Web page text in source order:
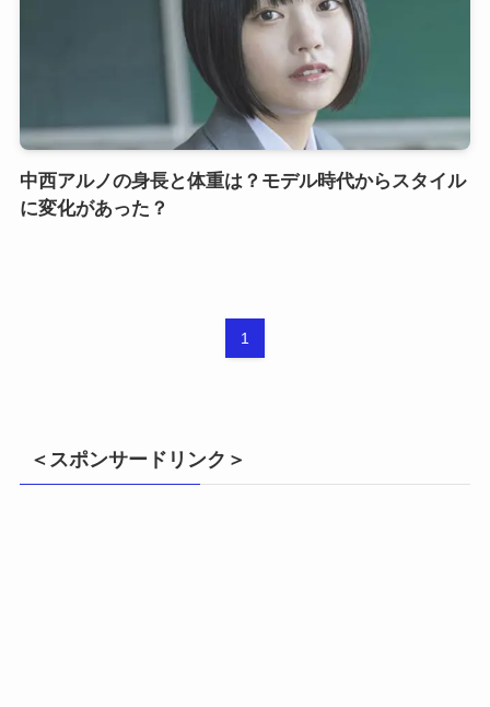
中西アルノの身長と体重は？モデル時代からスタイル
に変化があった？
1
＜スポンサードリンク＞